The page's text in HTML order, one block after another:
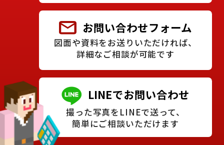
お問い合わせフォーム
図面や資料をお送りいただければ、
詳細なご相談が可能です
LINEでお問い合わせ
撮った写真をLINEで送って、
簡単にご相談いただけます